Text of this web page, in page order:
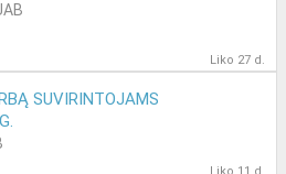
Liko 27 d.
SUVIRINTOJAMS